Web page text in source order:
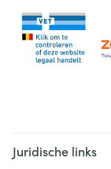
Juridische links